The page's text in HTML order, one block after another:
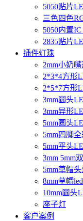
5050贴片
三色四色
5050内置
2835贴片
插件灯珠
2mm小奶
2*3*4方形
2*5*7方形
3mm圆头
3mm异形
5mm圆头
5mm四脚
5mm平头
3mm 5mm
5mm草帽
8mm草帽
10mm圆头
座子灯
客户案例